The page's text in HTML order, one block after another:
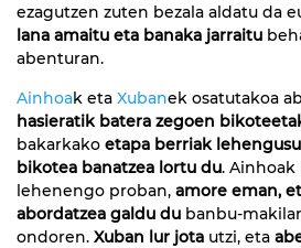
ezagutzen zuten bezala aldatu da
lana amaitu eta banaka jarraitu
abenturan.
Ainhoak eta Xubanek osatutakoa
hasieratik batera zegoen
bakarkako etapa berriak
bikotea banatzea lortu du.
lehenengo proban, amore eman,
abordatzea galdu du banbu-
ondoren. Xuban lur jota utzi, eta